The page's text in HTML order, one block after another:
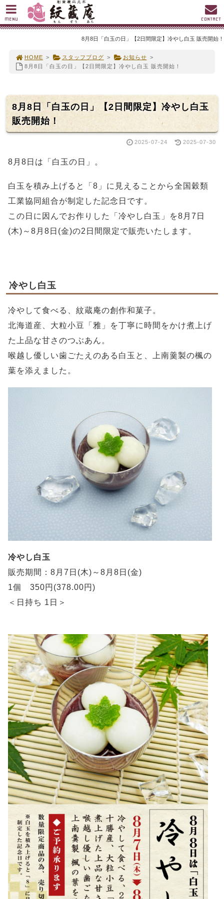
8月8日「白玉の日」【2日間限定】冷やし白玉 販売開始！
HOME > スタッフブログ > お知らせ >
8月8日「白玉の日」【2日間限定】冷やし白玉 販売開始！
8月8日「白玉の日」【2日間限定】冷やし白玉
販売開始！
2025-07-24 2025-07-30
8月8日は「白玉の日」。
白玉を積み上げると「8」に見えることから全国穀類
工業協同組合が制定した記念日です。
この日に因んでお作りした「冷やし白玉」を8月7日
(木)～8月8日(金)の2日間限定で販売いたします。
冷やし白玉
冷やして食べる、紋蔵庵の創作和菓子。
北海道産、大粒小豆「雅」を丁寧に時間をかけ煮上げ
た上品な甘さのつぶあん。
喉越し優しい歯ごたえのある白玉と、上南羹製の楓の
葉を添えました。
冷やし白玉
販売期間：8月7日(木)～8月8日(金)
1個 350円(378.00円)
＜日持ち 1日＞
MENU CONTACT